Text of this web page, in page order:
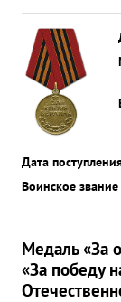
Дата
Воинское звание
Медаль «За
«За победу